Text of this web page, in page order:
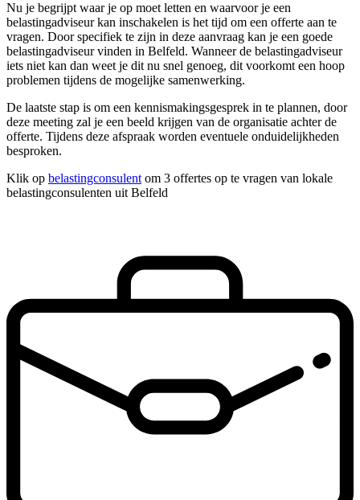
Nu je begrijpt waar je op moet letten en waarvoor je een
belastingadviseur kan inschakelen is het tijd om een offerte aan te
vragen. Door specifiek te zijn in deze aanvraag kan je een goede
belastingadviseur vinden in Belfeld. Wanneer de belastingadviseur
iets niet kan dan weet je dit nu snel genoeg, dit voorkomt een hoop
problemen tijdens de mogelijke samenwerking.
De laatste stap is om een kennismakingsgesprek in te plannen, door
deze meeting zal je een beeld krijgen van de organisatie achter de
offerte. Tijdens deze afspraak worden eventuele onduidelijkheden
besproken.
Klik op belastingconsulent om 3 offertes op te vragen van lokale
belastingconsulenten uit Belfeld